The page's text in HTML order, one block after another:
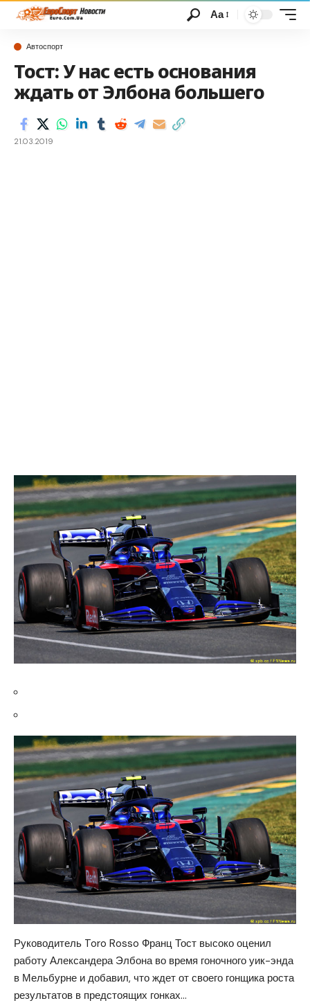
Аа
Автоспорт
Тост: У нас есть основания
ждать от Элбона большего
21.03.2019
Руководитель Toro Rosso Франц Тост высоко оценил
работу Александера Элбона во время гоночного уик-энда
в Мельбурне и добавил, что ждет от своего гонщика роста
результатов в предстоящих гонках…